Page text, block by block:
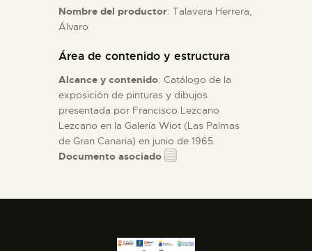
Nombre del productor: Talavera Herrera,
Álvaro
Área de contenido y estructura
Alcance y contenido: Catálogo de la
exposición de pinturas y dibujos
presentada por Francisco Lezcano
Lezcano en la Galería Wiot (Las Palmas
de Gran Canaria) en junio de 1965.
Documento asociado